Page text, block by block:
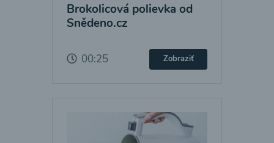
Brokolicová polievka od
Snědeno.cz
00:25 Zobraziť